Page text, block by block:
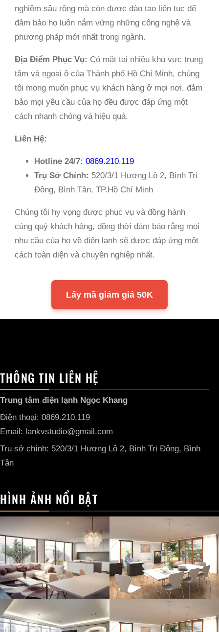
nghiệm sâu rộng mà còn được đào tạo liên tục để
đảm bảo họ luôn nắm vững những công nghệ và
phương pháp mới nhất trong ngành.
Địa Điểm Phục Vụ: Có mặt tại nhiều khu vực trung
tâm và ngoại ô của Thành phố Hồ Chí Minh, chúng
tôi mong muốn phục vụ khách hàng ở mọi nơi, đảm
bảo mọi yêu cầu của họ đều được đáp ứng một
cách nhanh chóng và hiệu quả.
Liên Hệ:
Hotline 24/7: 0869.210.119
Trụ Sở Chính: 520/3/1 Hương Lộ 2, Bình Trị
Đông, Bình Tân, TP.Hồ Chí Minh
Chúng tôi hy vọng được phục vụ và đồng hành
cùng quý khách hàng, đồng thời đảm bảo rằng mọi
nhu cầu của họ về điện lạnh sẽ được đáp ứng một
cách toàn diện và chuyên nghiệp nhất.
Lấy mã giảm giá 50K
THÔNG TIN LIÊN HỆ
Trung tâm điện lạnh Ngọc Khang
Điện thoại: 0869.210.119
Email: lankvstudio@gmail.com
Trụ sở chính: 520/3/1 Hương Lộ 2, Bình Trị Đông, Bình
Tân
HÌNH ẢNH NỔI BẬT